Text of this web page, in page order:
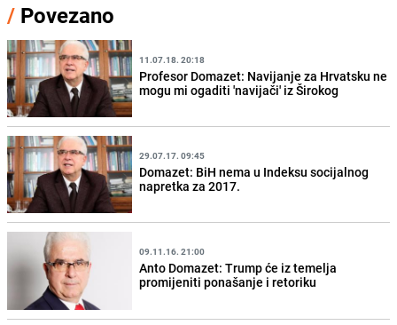
/ Povezano
11.07.18. 20:18
Profesor Domazet: Navijanje za Hrvatsku ne
mogu mi ogaditi 'navijači' iz Širokog
29.07.17. 09:45
Domazet: BiH nema u Indeksu socijalnog
napretka za 2017.
09.11.16. 21:00
Anto Domazet: Trump će iz temelja
promijeniti ponašanje i retoriku